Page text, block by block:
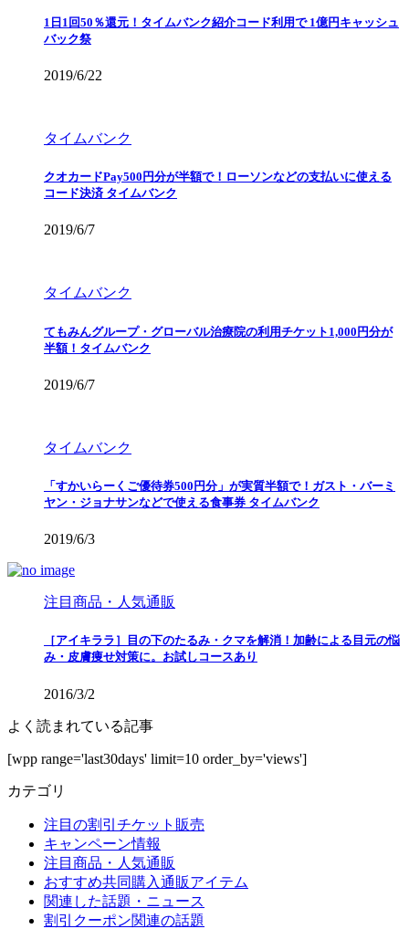
1日1回50％還元！タイムバンク紹介コード利用で 1億円キャッシュ
バック祭
2019/6/22
タイムバンク
クオカードPay500円分が半額で！ローソンなどの支払いに使える
コード決済 タイムバンク
2019/6/7
タイムバンク
てもみんグループ・グローバル治療院の利用チケット1,000円分が
半額！タイムバンク
2019/6/7
タイムバンク
「すかいらーくご優待券500円分」が実質半額で！ガスト・バーミ
ヤン・ジョナサンなどで使える食事券 タイムバンク
2019/6/3
注目商品・人気通販
［アイキララ］目の下のたるみ・クマを解消！加齢による目元の悩
み・皮膚痩せ対策に。お試しコースあり
2016/3/2
よく読まれている記事
[wpp range='last30days' limit=10 order_by='views']
カテゴリ
注目の割引チケット販売
キャンペーン情報
注目商品・人気通販
おすすめ共同購入通販アイテム
関連した話題・ニュース
割引クーポン関連の話題